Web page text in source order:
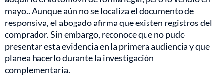
mayo.. Aunque aún no se localiza el documento de
responsiva, el abogado afirma que existen registros del
comprador. Sin embargo, reconoce que no pudo
presentar esta evidencia en la primera audiencia y que
planea hacerlo durante la investigación
complementaria.